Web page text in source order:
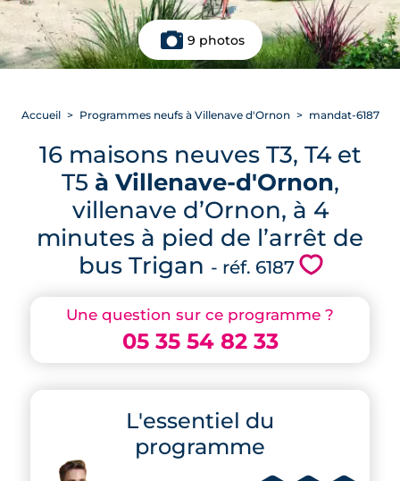
9 photos
Une question sur ce programme ?
05 35 54 82 33
L'essentiel du
programme
Accueil Programmes neufs à Villenave d'Ornon mandat-6187
16 maisons neuves T3, T4 et
T5 à Villenave-d'Ornon,
villenave d’Ornon, à 4
minutes à pied de l’arrêt de
bus Trigan - réf. 6187 💗